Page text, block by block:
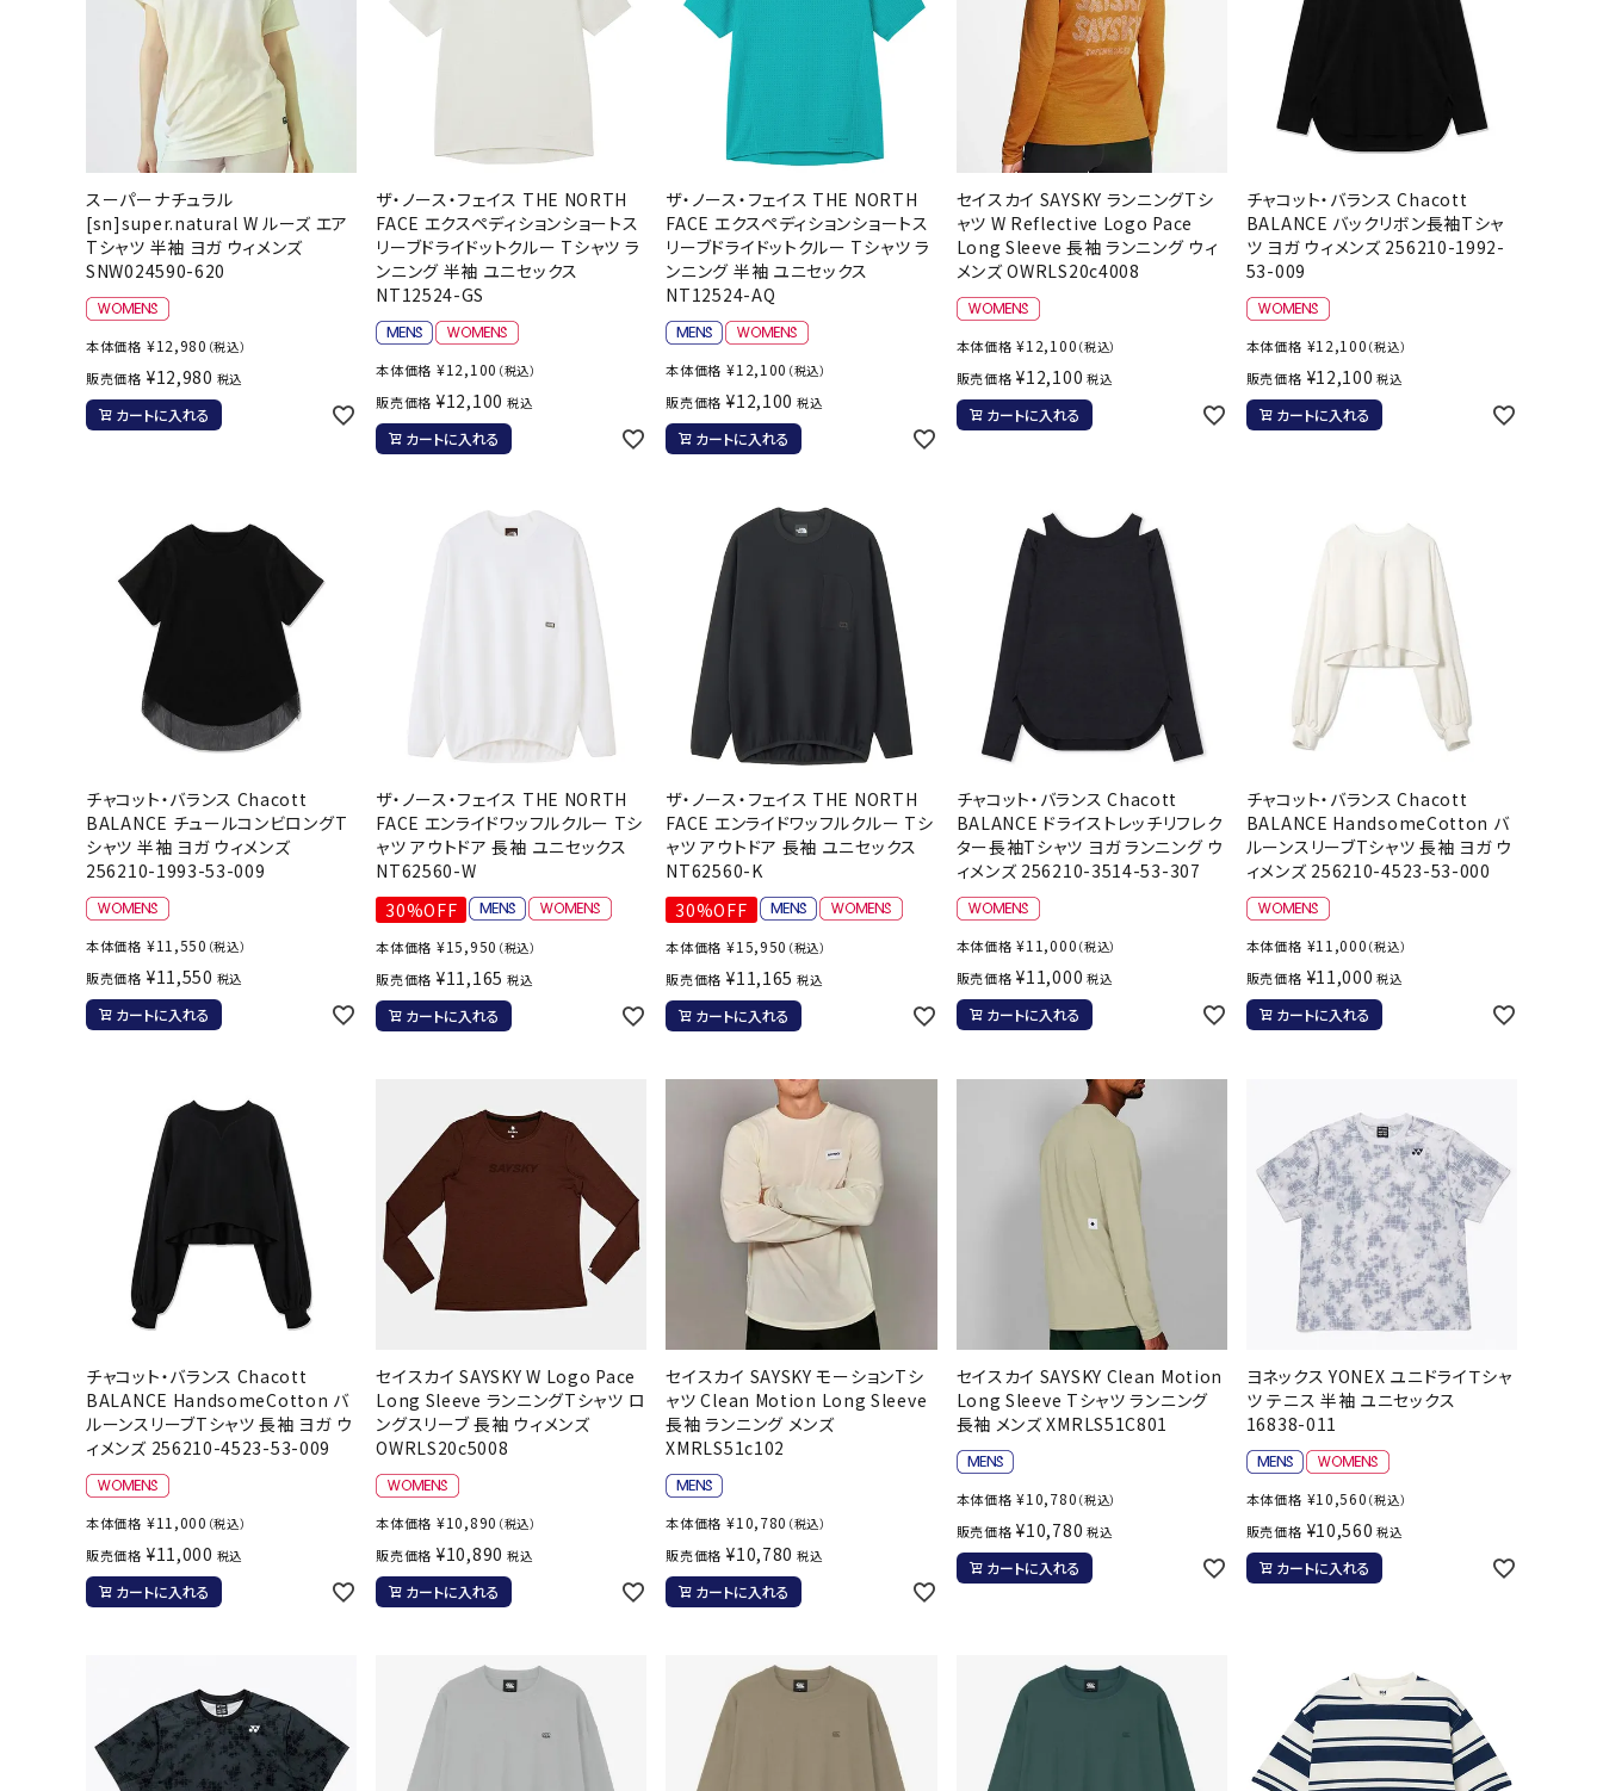
バッグ
ソックス
その他アクセサリー
テーブルウェア
テント・タープ用品
バーベキュー・焚き火
バッグ
ベット・マット・シート
ライト・ランタン
その他アクセサリー
Wacoal CW-X Wilson Wstudio
ZETT
スーパーナチュラル
[sn]super.natural W ルーズ エア
Tシャツ 半袖 ヨガ ウィメンズ
SNW024590-620
本体価格 ¥12,980 （税込）
販売価格 ¥12,980 税込
カートに入れる
ザ・ノース・フェイス THE NORTH
FACE エクスペディションショートス
リーブドライドットクルー Tシャツ ラ
ンニング 半袖 ユニセックス
NT12524-GS
本体価格 ¥12,100 （税込）
販売価格 ¥12,100 税込
カートに入れる
ザ・ノース・フェイス THE NORTH
FACE エクスペディションショートス
リーブドライドットクルー Tシャツ ラ
ンニング 半袖 ユニセックス
NT12524-AQ
本体価格 ¥12,100 （税込）
販売価格 ¥12,100 税込
カートに入れる
セイスカイ SAYSKY ランニングTシ
ャツ W Reflective Logo Pace
Long Sleeve 長袖 ランニング ウィ
メンズ OWRLS20c4008
本体価格 ¥12,100 （税込）
販売価格 ¥12,100 税込
カートに入れる
チャコット・バランス Chacott
BALANCE バックリボン長袖Tシャ
ツ ヨガ ウィメンズ 256210-1992-
53-009
本体価格 ¥12,100 （税込）
販売価格 ¥12,100 税込
カートに入れる
チャコット・バランス Chacott
BALANCE チュールコンビロングT
シャツ 半袖 ヨガ ウィメンズ
256210-1993-53-009
本体価格 ¥11,550 （税込）
販売価格 ¥11,550 税込
カートに入れる
ザ・ノース・フェイス THE NORTH
FACE エンライドワッフルクルー Tシ
ャツ アウトドア 長袖 ユニセックス
NT62560-W
30%OFF
本体価格 ¥15,950 （税込）
販売価格 ¥11,165 税込
カートに入れる
ザ・ノース・フェイス THE NORTH
FACE エンライドワッフルクルー Tシ
ャツ アウトドア 長袖 ユニセックス
NT62560-K
30%OFF
本体価格 ¥15,950 （税込）
販売価格 ¥11,165 税込
カートに入れる
チャコット・バランス Chacott
BALANCE ドライストレッチリフレク
ター長袖Tシャツ ヨガ ランニング ウ
ィメンズ 256210-3514-53-307
本体価格 ¥11,000 （税込）
販売価格 ¥11,000 税込
カートに入れる
チャコット・バランス Chacott
BALANCE HandsomeCotton バ
ルーンスリーブTシャツ 長袖 ヨガ ウ
ィメンズ 256210-4523-53-000
本体価格 ¥11,000 （税込）
販売価格 ¥11,000 税込
カートに入れる
チャコット・バランス Chacott
BALANCE HandsomeCotton バ
ルーンスリーブTシャツ 長袖 ヨガ ウ
ィメンズ 256210-4523-53-009
本体価格 ¥11,000 （税込）
販売価格 ¥11,000 税込
カートに入れる
セイスカイ SAYSKY W Logo Pace
Long Sleeve ランニングTシャツ ロ
ングスリーブ 長袖 ウィメンズ
OWRLS20c5008
本体価格 ¥10,890 （税込）
販売価格 ¥10,890 税込
カートに入れる
セイスカイ SAYSKY モーションTシ
ャツ Clean Motion Long Sleeve
長袖 ランニング メンズ
XMRLS51c102
本体価格 ¥10,780 （税込）
販売価格 ¥10,780 税込
カートに入れる
セイスカイ SAYSKY Clean Motion
Long Sleeve Tシャツ ランニング
長袖 メンズ XMRLS51C801
本体価格 ¥10,780 （税込）
販売価格 ¥10,780 税込
カートに入れる
ヨネックス YONEX ユニドライＴシャ
ツ テニス 半袖 ユニセックス
16838-011
本体価格 ¥10,560 （税込）
販売価格 ¥10,560 税込
カートに入れる